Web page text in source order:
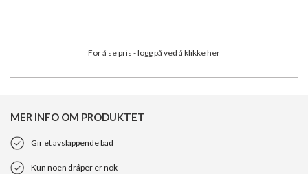
For å se pris - logg på ved å klikke her
MER INFO OM PRODUKTET
Gir et avslappende bad
Kun noen dråper er nok